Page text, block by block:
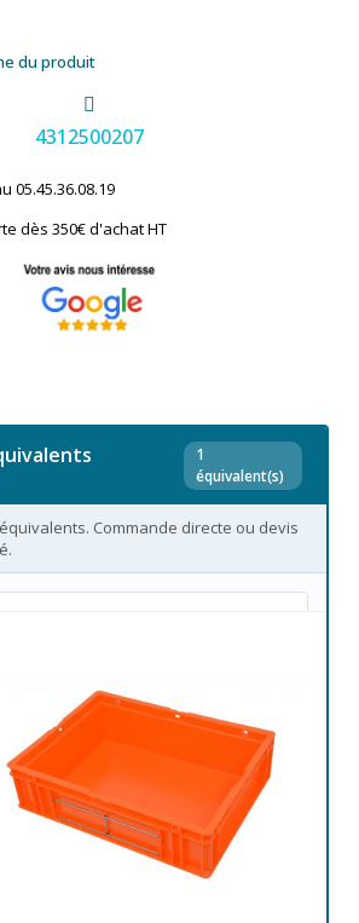
du produit
4312500207
05.45.36.08.19​
dès 350€ d'achat​ HT
1
équivalent(s)
Commande directe ou devis